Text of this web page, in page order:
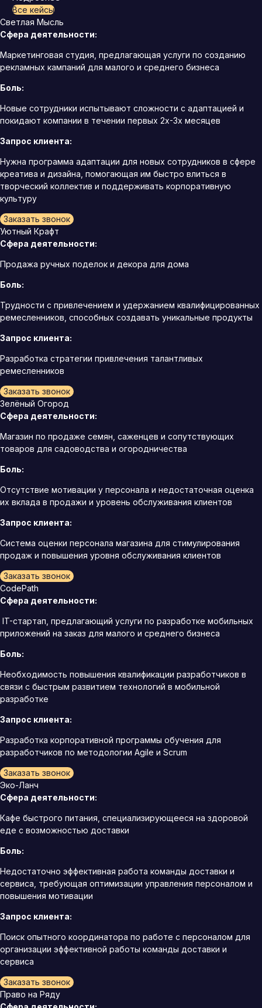
Все кейсы
Светлая Мысль
Сфера деятельности:
Маркетинговая студия, предлагающая услуги по созданию
рекламных кампаний для малого и среднего бизнеса
Боль:
Новые сотрудники испытывают сложности с адаптацией и
покидают компании в течении первых 2х-3х месяцев
Запрос клиента:
Нужна программа адаптации для новых сотрудников в сфере
креатива и дизайна, помогающая им быстро влиться в
творческий коллектив и поддерживать корпоративную
культуру
Заказать звонок
Уютный Крафт
Сфера деятельности:
Продажа ручных поделок и декора для дома
Боль:
Трудности с привлечением и удержанием квалифицированных
ремесленников, способных создавать уникальные продукты
Запрос клиента:
Разработка стратегии привлечения талантливых
ремесленников
Заказать звонок
Зелёный Огород
Сфера деятельности:
Магазин по продаже семян, саженцев и сопутствующих
товаров для садоводства и огородничества
Боль:
Отсутствие мотивации у персонала и недостаточная оценка
их вклада в продажи и уровень обслуживания клиентов
Запрос клиента:
Система оценки персонала магазина для стимулирования
продаж и повышения уровня обслуживания клиентов
Заказать звонок
CodePath
Сфера деятельности:
IT-стартап, предлагающий услуги по разработке мобильных
приложений на заказ для малого и среднего бизнеса
Боль:
Необходимость повышения квалификации разработчиков в
связи с быстрым развитием технологий в мобильной
разработке
Запрос клиента:
Разработка корпоративной программы обучения для
разработчиков по методологии Agile и Scrum
Заказать звонок
Эко-Ланч
Сфера деятельности:
Кафе быстрого питания, специализирующееся на здоровой
еде с возможностью доставки
Боль:
Недостаточно эффективная работа команды доставки и
сервиса, требующая оптимизации управления персоналом и
повышения мотивации
Запрос клиента:
Поиск опытного координатора по работе с персоналом для
организации эффективной работы команды доставки и
сервиса
Заказать звонок
Право на Ряду